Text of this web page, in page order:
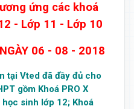
ứng các khoá
- Lớp 11 - Lớp 10
06 - 08 - 2018
tại Vted đã đầy đủ cho
gồm Khoá PRO X
sinh lớp 12; Khoá